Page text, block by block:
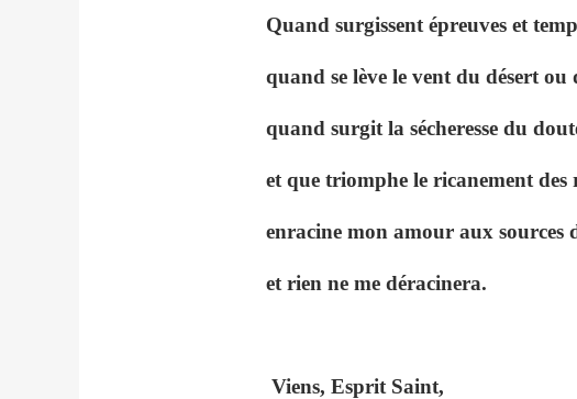
Quand surgissent épreuves et
quand se lève le vent du désert ou
quand surgit la sécheresse du
et que triomphe le ricanement des
enracine mon amour aux sources
et rien ne me déracinera.
Viens, Esprit Saint,